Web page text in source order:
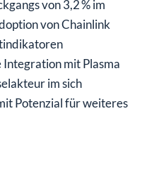
von 3,2 % im
von Chainlink
mit Plasma
im sich
Potenzial für weiteres